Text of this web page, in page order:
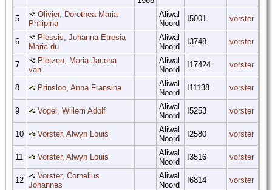
5
Olivier, Dorothea Maria
Philipina
Aliwal
Noord
I5001 vorster
6
Plessis, Johanna Etresia
Maria du
Aliwal
Noord
I3748 vorster
7
Pletzen, Maria Jacoba
van
Aliwal
Noord
I17424 vorster
8 Prinsloo, Anna Fransina
Aliwal
Noord
I11138 vorster
9 Vogel, Willem Adolf
Aliwal
Noord
I5253 vorster
10 Vorster, Alwyn Louis
Aliwal
Noord
I2580 vorster
11 Vorster, Alwyn Louis
Aliwal
Noord
I3516 vorster
12
Vorster, Cornelius
Johannes
Aliwal
Noord
I6814 vorster